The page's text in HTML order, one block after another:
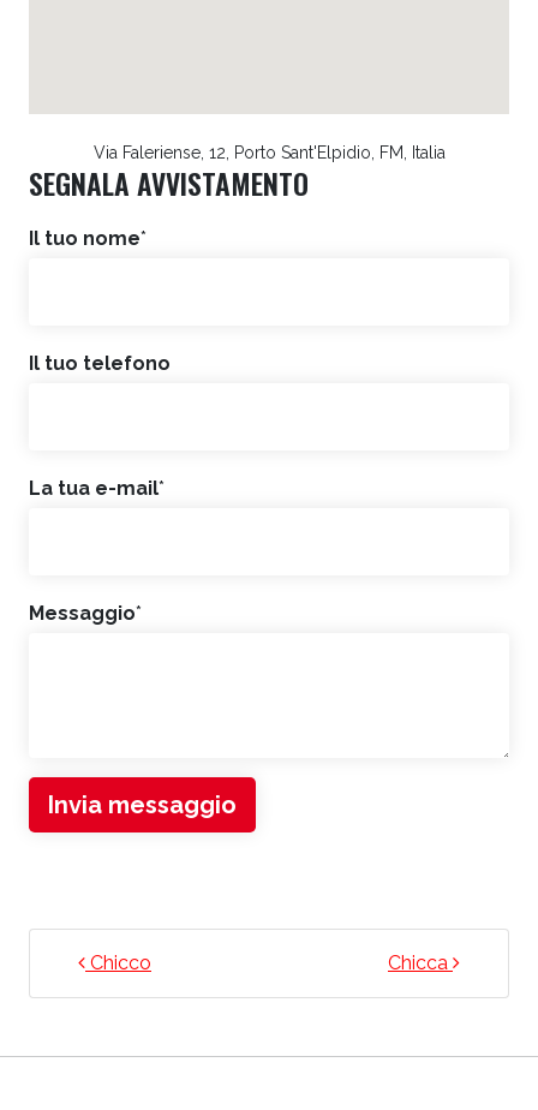
Via Faleriense, 12, Porto Sant'Elpidio, FM, Italia
SEGNALA AVVISTAMENTO
Il tuo nome*
Il tuo telefono
La tua e-mail*
Messaggio*
Invia messaggio
NAVIGAZIONE ARTICOLI
Chicco Chicca